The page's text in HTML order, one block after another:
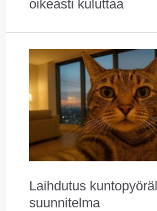
oikeasti kuluttaa
Laihdutus
suunnitelma